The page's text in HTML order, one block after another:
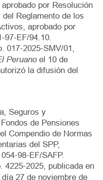
por Resolución
Reglamento de los
aprobado por
97-EF/94.10.
017-2025-SMV/01,
Peruanoel 10 de
la difusión del
Seguros y
de Pensiones
Compendio de Normas
del SPP,
98-EF/SAFP.
4225-2025, publicada en
27 de noviembre de